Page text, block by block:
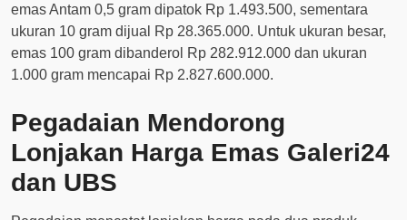
emas Antam 0,5 gram dipatok Rp 1.493.500, sementara
ukuran 10 gram dijual Rp 28.365.000. Untuk ukuran besar,
emas 100 gram dibanderol Rp 282.912.000 dan ukuran
1.000 gram mencapai Rp 2.827.600.000.
Pegadaian Mendorong
Lonjakan Harga Emas Galeri24
dan UBS